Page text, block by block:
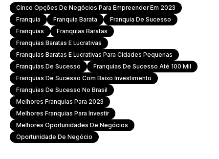
Cinco Opções De Negócios Para Empreender Em 2023
Franquia
Franquia Barata
Franquia De Sucesso
Franquias
Franquias Baratas
Franquias Baratas E Lucrativas
Franquias Baratas E Lucrativas Para Cidades Pequenas
Franquias De Sucesso
Franquias De Sucesso Até 100 Mil
Franquias De Sucesso Com Baixo Investimento
Franquias De Sucesso No Brasil
Melhores Franquias Para 2023
Melhores Franquias Para Investir
Melhores Oportunidades De Negócios
Oportunidade De Negócio